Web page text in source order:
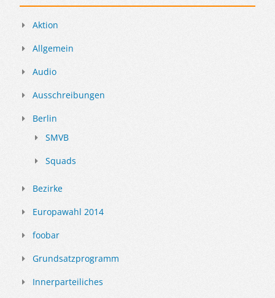
Aktion
Allgemein
Audio
Ausschreibungen
Berlin
SMVB
Squads
Bezirke
Europawahl 2014
foobar
Grundsatzprogramm
Innerparteiliches